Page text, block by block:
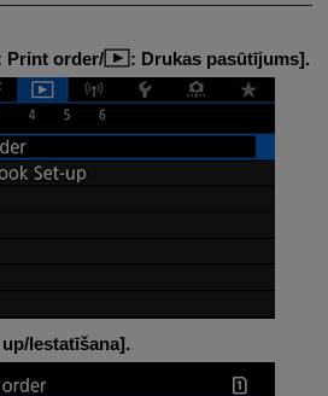
Print order/ : Drukas pasūtījums].
Iestatīšana].